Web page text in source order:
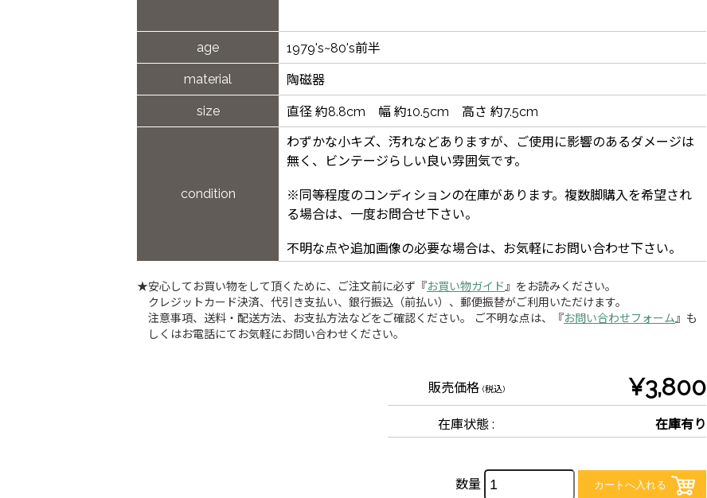
age 1979's~80's前半
material 陶磁器
size 直径 約8.8cm 幅 約10.5cm 高さ 約7.5cm
condition
わずかな小キズ、汚れなどありますが、ご使用に影響のあるダメージは
無く、ビンテージらしい良い雰囲気です。
※同等程度のコンディションの在庫があります。複数脚購入を希望され
る場合は、一度お問合せ下さい。
不明な点や追加画像の必要な場合は、お気軽にお問い合わせ下さい。
★安心してお買い物をして頂くために、ご注文前に必ず『お買い物ガイド 』をお読みください。
クレジットカード決済、代引き支払い、銀行振込（前払い）、郵便振替がご利用いただけます。
注意事項、送料・配送方法、お支払方法などをご確認ください。 ご不明な点は、『お問い合わせフォーム 』も
しくはお電話にてお気軽にお問い合わせください。
販売価格 (税込) ¥3,800
在庫状態 : 在庫有り
数量